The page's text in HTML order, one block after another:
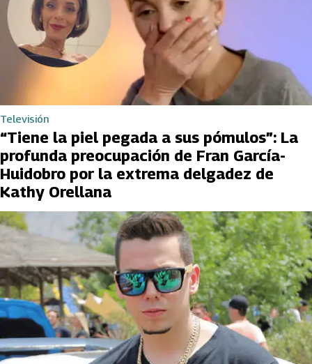
Televisión
“Tiene la piel pegada a sus pómulos”: La
profunda preocupación de Fran García-
Huidobro por la extrema delgadez de
Kathy Orellana